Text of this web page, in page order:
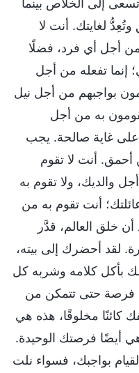
لغايتك. أنت لا
أجل أي فرد، فضلًا
إنما تفعله من أجل
بواجبهم من أجل نيل
به من أجل
غاية صالحة. يجب
أحمق. أنت لا تقوم
والديك، ولا تقوم به
أنت تقوم به من
خلق العالم، قدَّر
لقد أحضرك إلى بيته،
بأكل كلامه وشربه كل
فرصة حتى تتمكن من
كائنًا مخلوقًا، هذه هي
أيضًا فرصتك الوحيدة.
بواجبك، فسواء نلت